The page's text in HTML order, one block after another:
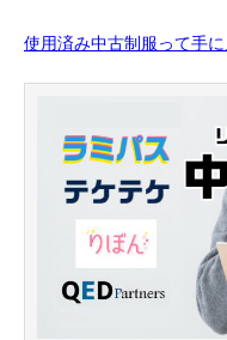
使用済み中古制服って手